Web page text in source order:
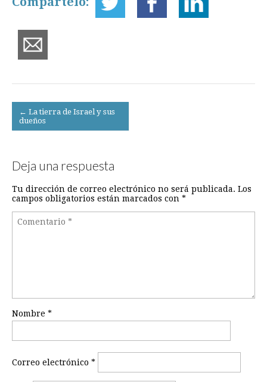
Post
navigation
← La tierra de Israel y sus
dueños
Deja una respuesta
Tu dirección de correo electrónico no será publicada. Los
campos obligatorios están marcados con *
Nombre *
Correo electrónico *